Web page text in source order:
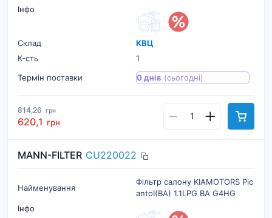
Інфо
Склад
КВЦ
К-cть
1
Термін поставки
0 днів (сьогодні)
814,26 грн
620,1 грн
MANN-FILTER CU220022
Найменування
Фільтр салону KIAMOTORS Pic
antoI(BA) 1.1LPG BA G4HG
Інфо